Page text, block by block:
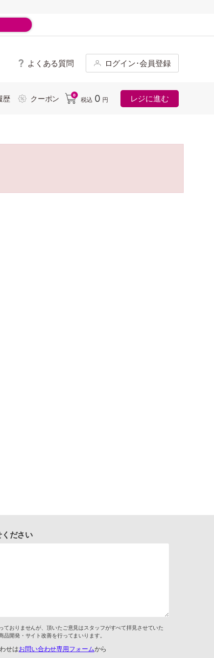
よくある質問 ログイン･会員登録
歴 クーポン 0
税込 0 円 レジに進む
ださい
ておりませんが、頂いたご意見はスタッフがすべて拝見させていた
開発・サイト改善を行ってまいります。
せはお問い合わせ専用フォームから